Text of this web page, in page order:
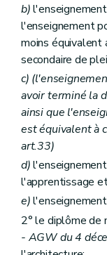
b)
l'enseignement
moins équivalent
secondaire de
c)
avoir terminé la
ainsi que
est équivalent à
art.33)
d)
l'apprentissage
e)
2° le diplôme de
- AGW du 4